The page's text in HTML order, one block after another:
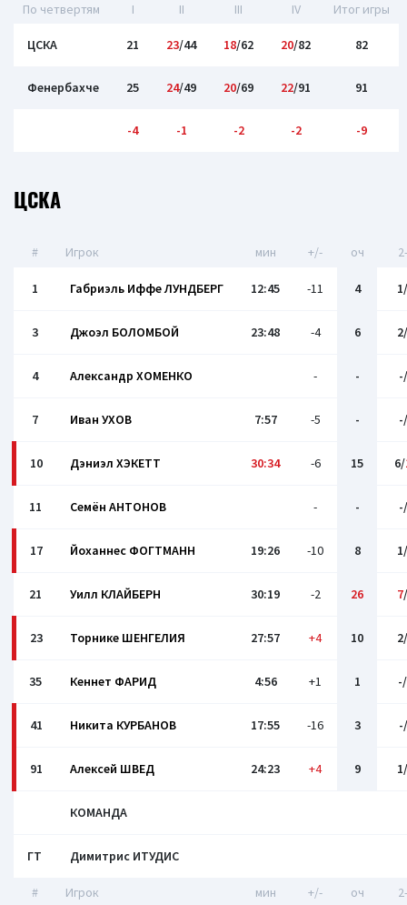
По четвертям I II III IV Итог игры
ЦСКА 21 23/44 18/62 20/82 82
Фенербахче 25 24/49 20/69 22/91 91
-4 -1 -2 -2 -9
ЦСКА
# Игрок мин +/- оч
1 Габриэль Иффе ЛУНДБЕРГ 12:45 -11 4
3 Джоэл БОЛОМБОЙ 23:48 -4 6
4 Александр ХОМЕНКО - -
7 Иван УХОВ 7:57 -5 -
10 Дэниэл ХЭКЕТТ 30:34 -6 15 6/
11 Семён АНТОНОВ - -
17 Йоханнес ФОГТМАНН 19:26 -10 8
21 Уилл КЛАЙБЕРН 30:19 -2 26 7
23 Торнике ШЕНГЕЛИЯ 27:57 +4 10
35 Кеннет ФАРИД 4:56 +1 1
41 Никита КУРБАНОВ 17:55 -16 3
91 Алексей ШВЕД 24:23 +4 9
КОМАНДА
ГТ Димитрис ИТУДИС
# Игрок мин +/- оч